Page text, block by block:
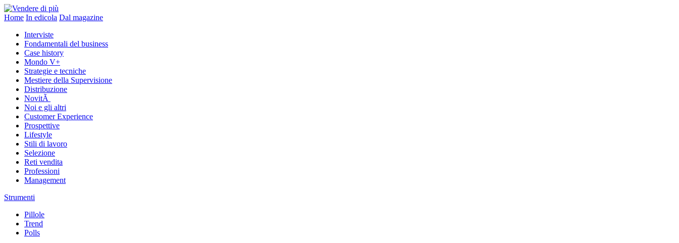
Home In edicola Dal magazine
Interviste
Fondamentali del business
Case history
Mondo V+
Strategie e tecniche
Mestiere della Supervisione
Distribuzione
NovitÃ
Noi e gli altri
Customer Experience
Prospettive
Lifestyle
Stili di lavoro
Selezione
Reti vendita
Professioni
Management
Strumenti
Pillole
Trend
Polls